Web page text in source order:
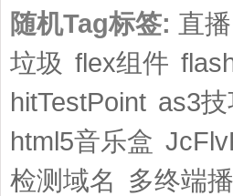
随机Tag标签: 直
垃圾 flex组件
hitTestPoint as3技
html5音乐盒
检测域名 多终端